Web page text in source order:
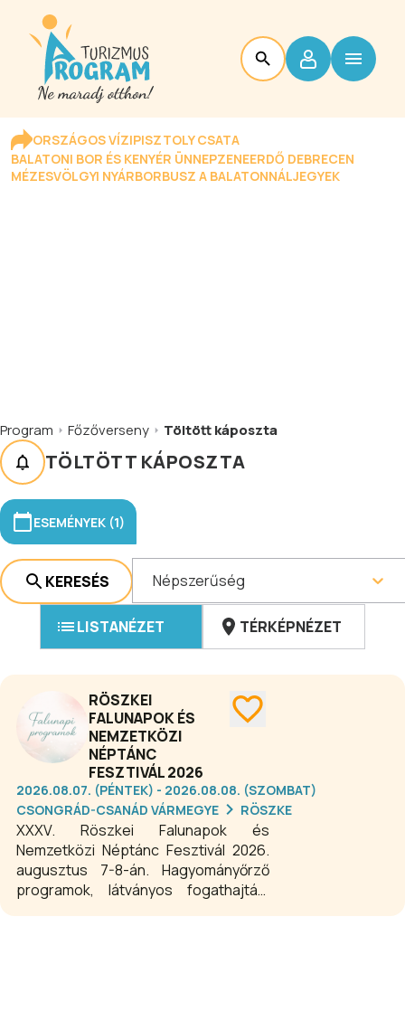
ORSZÁGOS VÍZIPISZTOLY CSATA
BALATONI BOR ÉS KENYÉR ÜNNEPZENEERDŐ DEBRECEN
MÉZESVÖLGYI NYÁRBORBUSZ A BALATONNÁLJEGYEK
Program Főzőverseny Töltött káposzta
TÖLTÖTT KÁPOSZTA
ESEMÉNYEK (1)
KERESÉS Népszerűség
LISTANÉZET TÉRKÉPNÉZET
RÖSZKEI
FALUNAPOK ÉS
NEMZETKÖZI
NÉPTÁNC
FESZTIVÁL 2026
2026.08.07. (PÉNTEK) - 2026.08.08. (SZOMBAT)
CSONGRÁD-CSANÁD VÁRMEGYE
RÖSZKE
XXXV. Röszkei Falunapok és
Nemzetközi Néptánc Fesztivál 2026.
augusztus 7-8-án. Hagyományőrző
programok, látványos fogathajtás,